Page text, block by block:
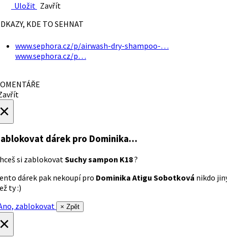
Uložit Zavřít
KDE TO SEHNAT
www.sephora.cz/p/airwash-dry-shampoo-…
www.sephora.cz/p…
dárek pro Dominika…
si zablokovatSuchy sampon K18?
dárek pak nekoupí pro Dominika Atigu Sobotková nikdo
ty :)
zablokovat
× Zpět